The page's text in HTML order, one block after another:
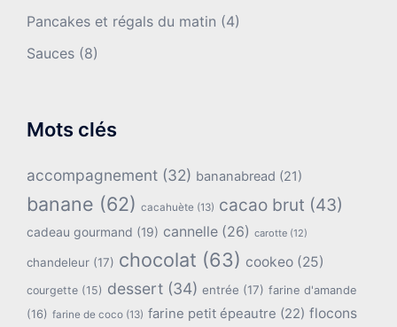
Pancakes et régals du matin (4)
Sauces (8)
Mots clés
accompagnement (32) bananabread (21)
banane (62) cacahuète (13) cacao brut (43)
cadeau gourmand (19) cannelle (26) carotte (12)
chandeleur (17) chocolat (63) cookeo (25)
courgette (15) dessert (34) entrée (17) farine d'amande
(16) farine de coco (13) farine petit épeautre (22) flocons